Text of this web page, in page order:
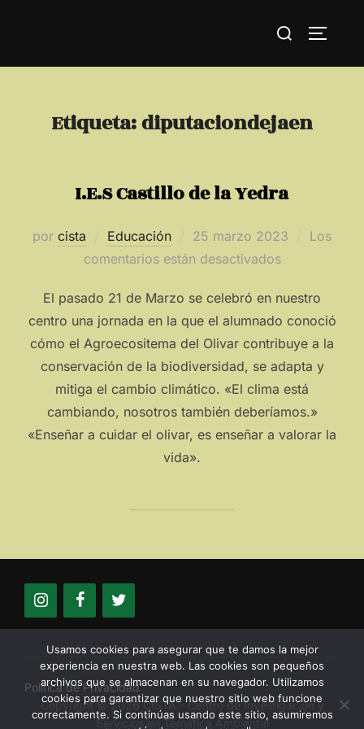
Buscar:
Etiqueta:diputaciondejaen
I.E.S Castillo de la Yedra
por cista Educación
Publicado
el
25 marzo 2023
Los
comentarios están desactivados
El pasado 21 de Marzo se celebró en nuestro
centro una jornada en la que el alumnado conoció
cómo el Agroecositema del Olivar contribuye a la
conservación de la biodiversidad, se adapta y
mitiga el cambio climático. «El clima está
cambiando, nosotros también deberíamos.»
«Enseñar a cuidar el olivar, es enseñar a valorar la
vida».
Política de Privacidad
Copyright © 2026 CISTA - Centro de Investigación y
Servicios en Temática Ambiental
Usamos cookies para asegurar que te damos la mejor
experiencia en nuestra web. Las cookies son pequeños
archivos que se almacenan en su navegador. Utilizamos
cookies para garantizar que nuestro sitio web funcione
correctamente. Si continúas usando este sitio, asumiremos